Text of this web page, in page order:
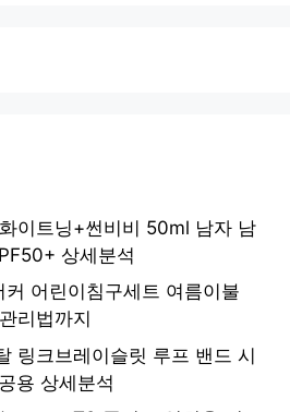
이트닝+썬비비 50ml 남자 남
상세분석
어린이침구세트 여름이불
리법까지
링크브레이슬릿 루프 밴드 시
용 상세분석